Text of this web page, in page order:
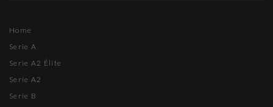
Home
Serie A
Serie A2 Élite
Serie A2
Serie B